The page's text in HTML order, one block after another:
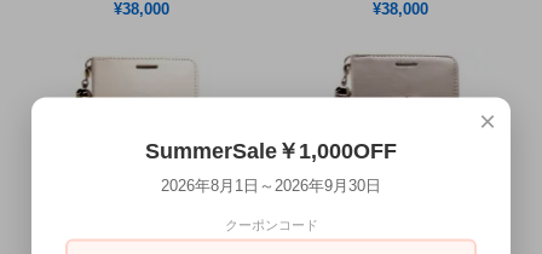
¥38,000 ¥38,000
×
SummerSale￥1,000OFF
2026年8月1日～2026年9月30日
クーポンコード